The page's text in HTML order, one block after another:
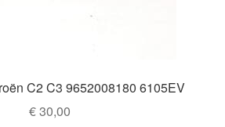
C2 C3 9652008180 6105EV
€30,00